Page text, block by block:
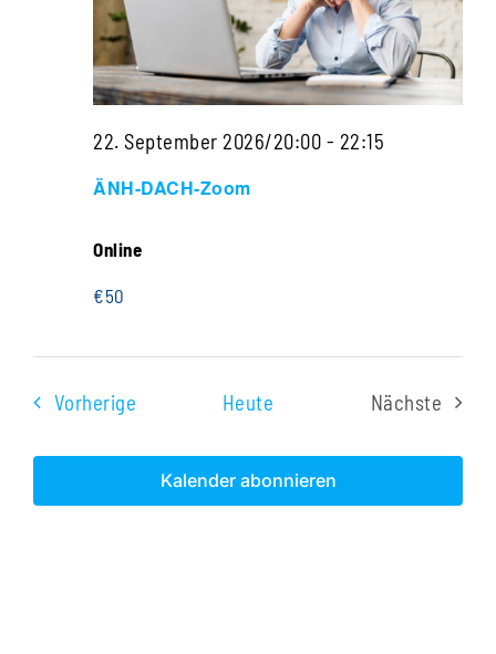
ÄNH-DACH-Zoom
22. September 2026/20:00 - 22:15
Online
€50
Vorherige Veranstaltungen
Heute
Nächste
Kalender abonnieren